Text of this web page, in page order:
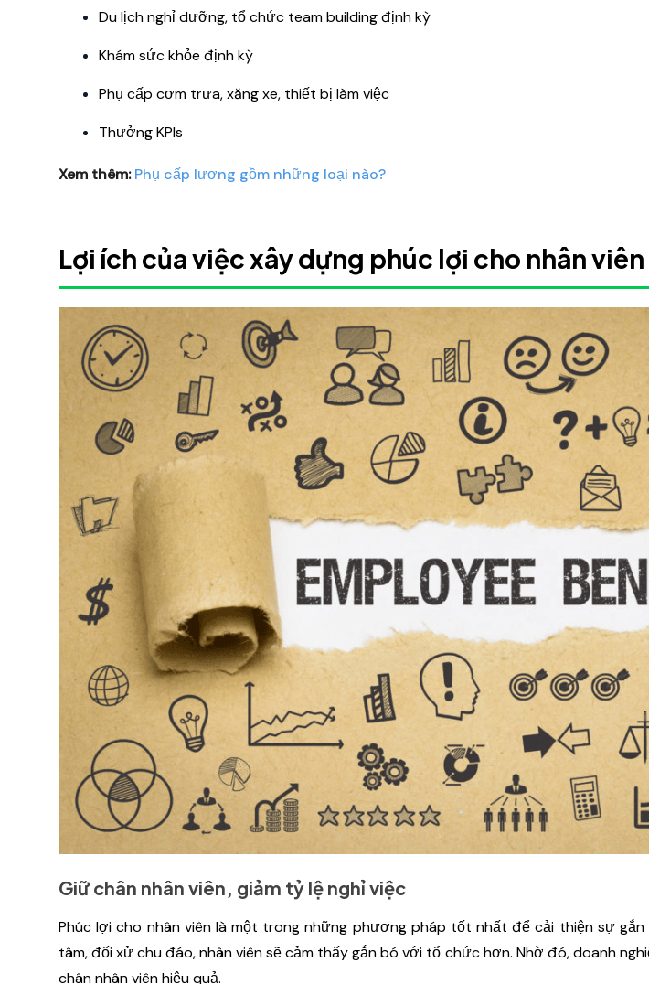
Du lịch nghỉ dưỡng, tổ chức team building định kỳ
Khám sức khỏe định kỳ
Phụ cấp cơm trưa, xăng xe, thiết bị làm việc
Thưởng KPIs
Xem thêm: Phụ cấp lương gồm những loại nào?
Lợi ích của việc xây dựng phúc lợi cho nhân viên
Giữ chân nhân viên, giảm tỷ lệ nghỉ việc
Phúc lợi cho nhân viên là một trong những phương pháp tốt nhất để cải thiện sự
tâm, đối xử chu đáo, nhân viên sẽ cảm thấy gắn bó với tổ chức hơn. Nhờ đó, doanh
chân nhân viên hiệu quả.